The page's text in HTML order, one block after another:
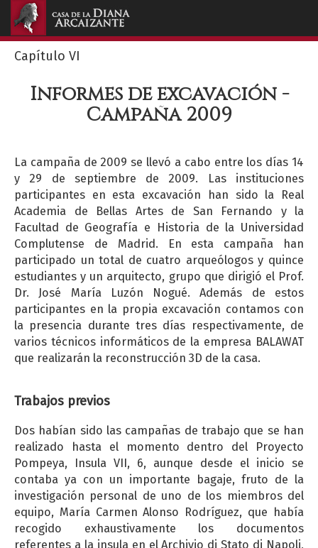
Capítulo VI
Informes de excavación -
Campaña 2009
La campaña de 2009 se llevó a cabo entre los días 14
y 29 de septiembre de 2009. Las instituciones
participantes en esta excavación han sido la Real
Academia de Bellas Artes de San Fernando y la
Facultad de Geografía e Historia de la Universidad
Complutense de Madrid. En esta campaña han
participado un total de cuatro arqueólogos y quince
estudiantes y un arquitecto, grupo que dirigió el Prof.
Dr. José María Luzón Nogué. Además de estos
participantes en la propia excavación contamos con
la presencia durante tres días respectivamente, de
varios técnicos informáticos de la empresa BALAWAT
que realizarán la reconstrucción 3D de la casa.
Trabajos previos
Dos habían sido las campañas de trabajo que se han
realizado hasta el momento dentro del Proyecto
Pompeya, Insula VII, 6, aunque desde el inicio se
contaba ya con un importante bagaje, fruto de la
investigación personal de uno de los miembros del
equipo, María Carmen Alonso Rodríguez, que había
recogido exhaustivamente los documentos
referentes a la insula en el Archivio di Stato di Napoli,